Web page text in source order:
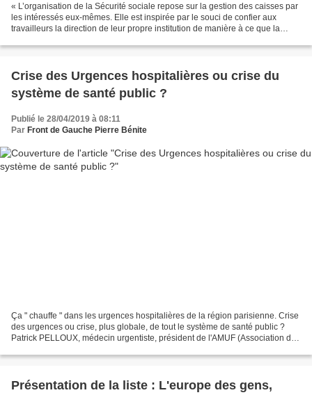
« L’organisation de la Sécurité sociale repose sur la gestion des caisses par
les intéressés eux-mêmes. Elle est inspirée par le souci de confier aux
travailleurs la direction de leur propre institution de manière à ce que la
Crise des Urgences hospitalières ou crise du
système de santé public ?
Publié le 28/04/2019 à 08:11
Par Front de Gauche Pierre Bénite
Ça " chauffe " dans les urgences hospitalières de la région parisienne. Crise
des urgences ou crise, plus globale, de tout le système de santé public ?
Patrick PELLOUX, médecin urgentiste, président de l'AMUF (Association des
Présentation de la liste : L'europe des gens,